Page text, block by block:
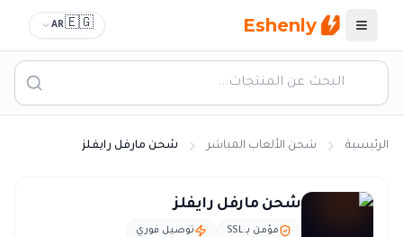
القائمة Eshenly
🇪🇬
AR
الرئيسية شحن الألعاب المباشر شحن مارفل رايفلز
شحن مارفل رايفلز
مؤمن بـ SSL توصيل فوري